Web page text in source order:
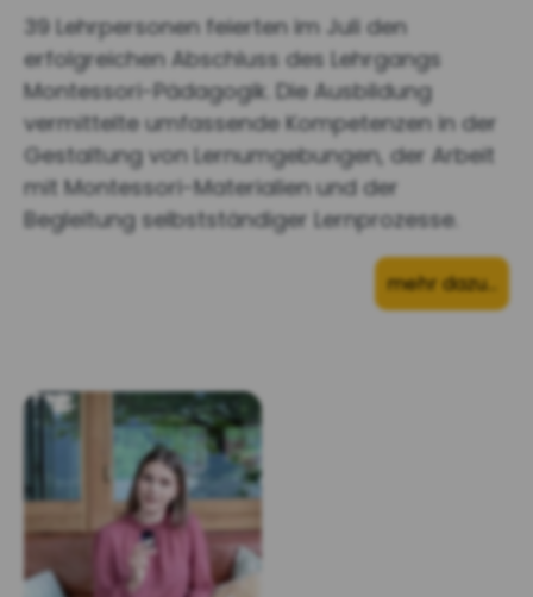
39 Lehrpersonen feierten im Juli den
erfolgreichen Abschluss des Lehrgangs
Montessori-Pädagogik. Die Ausbildung
vermittelte umfassende Kompetenzen in der
Gestaltung von Lernumgebungen, der Arbeit
mit Montessori-Materialien und der
Begleitung selbstständiger Lernprozesse.
mehr dazu…